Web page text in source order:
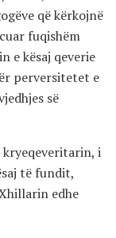
që kërkojnë
fuqishëm
e kësaj qeverie
perversitetet e
së
kryeqeveritarin, i
të fundit,
edhe